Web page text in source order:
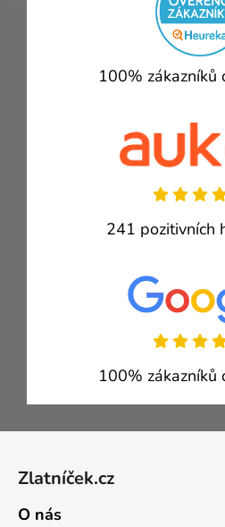
100% zákazníků
241 pozitivních
100% zákazníků
Zlatníček.cz
O nás